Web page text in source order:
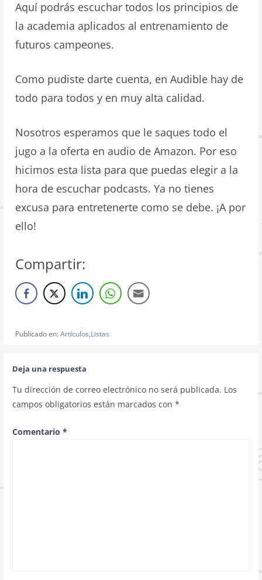
Aquí podrás escuchar todos los principios de
la academia aplicados al entrenamiento de
futuros campeones.
Como pudiste darte cuenta, en Audible hay de
todo para todos y en muy alta calidad.
Nosotros esperamos que le saques todo el
jugo a la oferta en audio de Amazon. Por eso
hicimos esta lista para que puedas elegir a la
hora de escuchar podcasts. Ya no tienes
excusa para entretenerte como se debe. ¡A por
ello!
Compartir:
Publicado en:Artículos,Listas
Deja una respuesta
Tu dirección de correo electrónico no será publicada. Los
campos obligatorios están marcados con *
Comentario *